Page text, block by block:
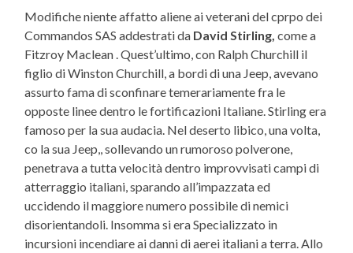
Modifiche niente affatto aliene ai veterani del cprpo dei
Commandos SAS addestrati da David Stirling, come a
Fitzroy Maclean . Quest’ultimo, con Ralph Churchill il
figlio di Winston Churchill, a bordi di una Jeep, avevano
assurto fama di sconfinare temerariamente fra le
opposte linee dentro le fortificazioni Italiane. Stirling era
famoso per la sua audacia. Nel deserto libico, una volta,
co la sua Jeep,, sollevando un rumoroso polverone,
penetrava a tutta velocità dentro improvvisati campi di
atterraggio italiani, sparando all’impazzata ed
uccidendo il maggiore numero possibile di nemici
disorientandoli. Insomma si era Specializzato in
incursioni incendiare ai danni di aerei italiani a terra. Allo